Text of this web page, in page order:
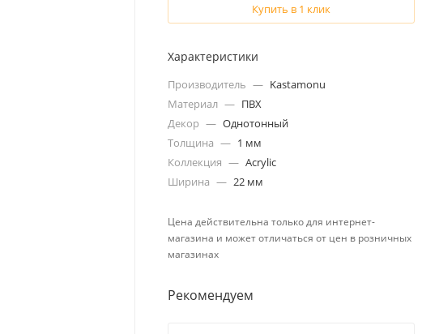
Купить в 1 клик
Характеристики
Производитель — Kastamonu
Материал — ПВХ
Декор — Однотонный
Толщина — 1 мм
Коллекция — Acrylic
Ширина — 22 мм
Цена действительна только для интернет-
магазина и может отличаться от цен в розничных
магазинах
Рекомендуем